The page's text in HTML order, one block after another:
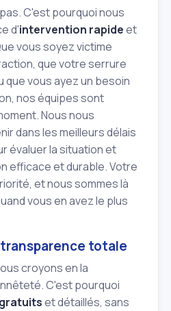
C'est pourquoi nous
d'intervention rapideet
vous soyez victime
que votre serrure
que vous ayez un besoin
nos équipes sont
Nous nous
dans les meilleurs délais
évaluer la situation et
efficace et durable. Votre
et nous sommes là
vous en avez le plus
totale
croyons en la
C'est pourquoi
gratuitset détaillés, sans